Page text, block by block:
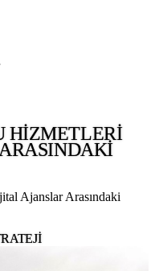
HIZMETLERI
Ajanslar Arasındaki